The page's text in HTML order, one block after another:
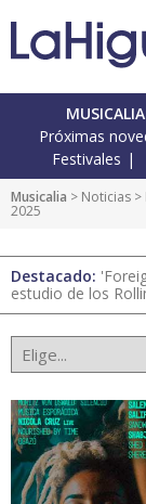
Próximas
Festivales
Musicalia > Noticias >
2025
Destacado:
estudio de los